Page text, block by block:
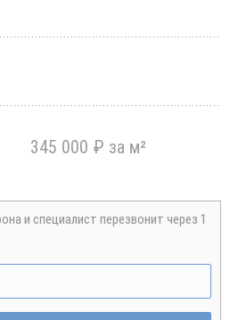
345 000 ₽ за м²
и специалист перезвонит через 1